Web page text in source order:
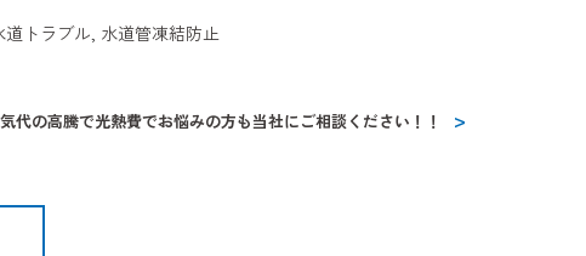
道トラブル 水道管凍結防止
代の高騰で光熱費でお悩みの方も当社にご相談ください！！